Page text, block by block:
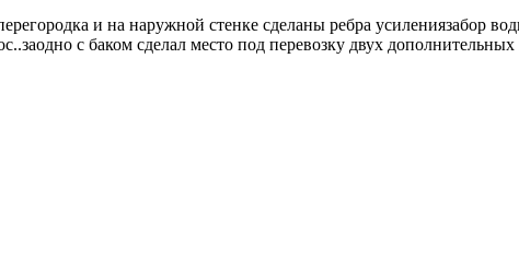
и на наружной стенке сделаны ребра усилениязабор
с баком сделал место под перевозку двух